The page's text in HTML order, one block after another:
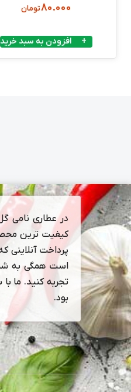
80.000تومان
افزودن به سبد خرید
در عطاری نامی
کیفیت ترین
پرداخت آنلاینی
است همگی به
تجربه کنید. ما
بود.